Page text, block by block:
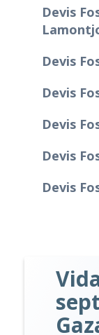
Devis
Devis
Devis
Devis
Devis
Devis